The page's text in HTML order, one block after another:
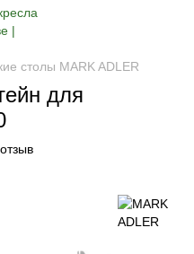
столы MARK ADLER
для